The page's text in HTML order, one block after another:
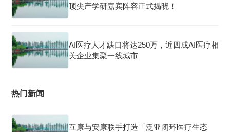
顶尖产学研嘉宾阵容正式揭晓！
AI医疗人才缺口将达250万，近四成AI医疗相
关企业集聚一线城市
热门新闻
互康与安康联手打造「泛亚闭环医疗生态